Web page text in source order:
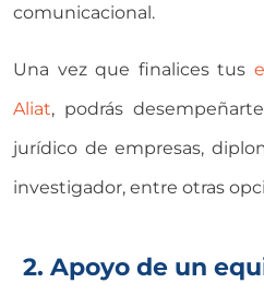
comunicacional.
Una vez que finalices tus
Aliat, podrás
jurídico de empresas,
investigador, entre otras
2. Apoyo de un